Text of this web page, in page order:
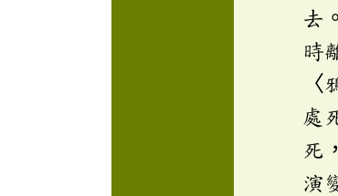
去
時
處
死
演